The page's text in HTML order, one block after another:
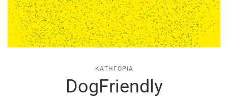
ΚΑΤΗΓΟΡΊΑ
DogFriendly